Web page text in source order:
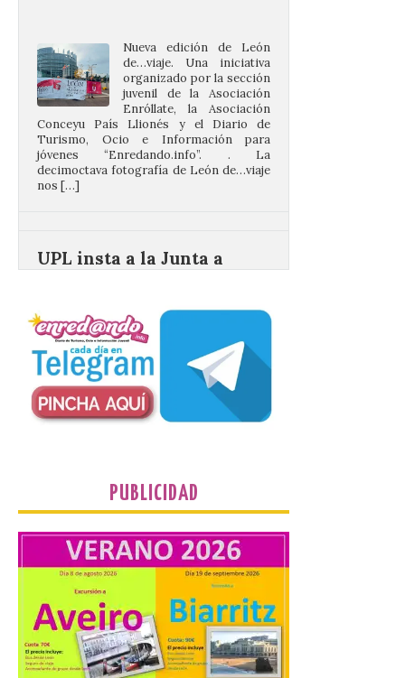
juvenil de la Asociación
Enróllate, la Asociación
Conceyu País Llionés y el Diario de
Turismo, Ocio e Información para
jóvenes “Enredando.info”. . La
decimoctava fotografía de León de…viaje
nos […]
BIC en estado de ruina
Un Bien de Interés
Cultural abandonado
desde 1949. Los
procuradores leonesistas
plantean que la Junta
contacte cuanto antes con los
Unión del Pueblo […]
La Universidad de León
distribuye folletos con la
programación del evento
del eclipse solar que
organiza con la ESA y el
Ayuntamiento
PUBLICIDAD